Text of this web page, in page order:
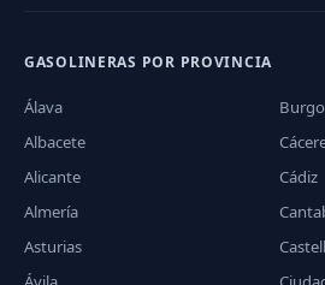
GASOLINERAS POR PROVINCIA
Álava
Albacete
Alicante
Almería
Asturias
Cádiz